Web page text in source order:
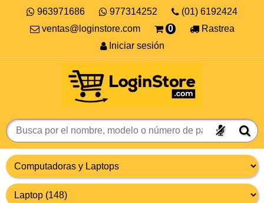
963971686 977314252
(01) 6192424
ventas@loginstore.com
0
Rastrea
Iniciar sesión